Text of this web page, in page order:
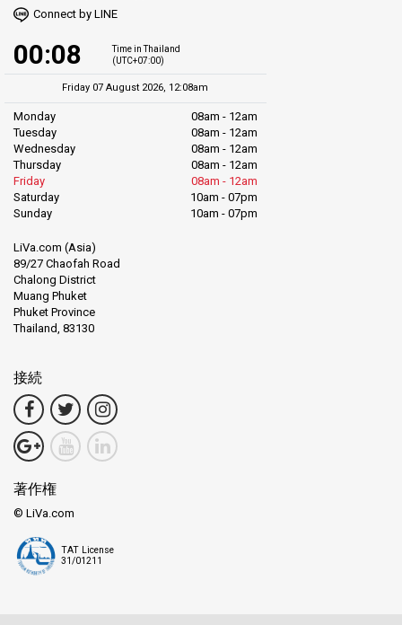
Connect by LINE
00:08
Time in Thailand
(UTC+07:00)
Friday 07 August 2026, 12:08am
Monday
08am - 12am
Tuesday
08am - 12am
Wednesday
08am - 12am
Thursday
08am - 12am
Friday
08am - 12am
Saturday
10am - 07pm
Sunday
10am - 07pm
LiVa.com (Asia)
89/27 Chaofah Road
Chalong District
Muang Phuket
Phuket Province
Thailand, 83130
接続
著作権
© LiVa.com
TAT License
31/01211